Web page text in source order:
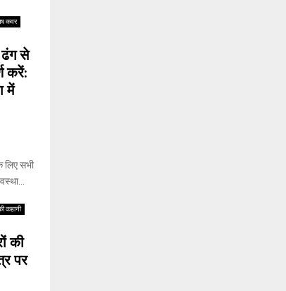
कवर
ढंग से
करें:
में
लिए सभी
कहानी
की
पर